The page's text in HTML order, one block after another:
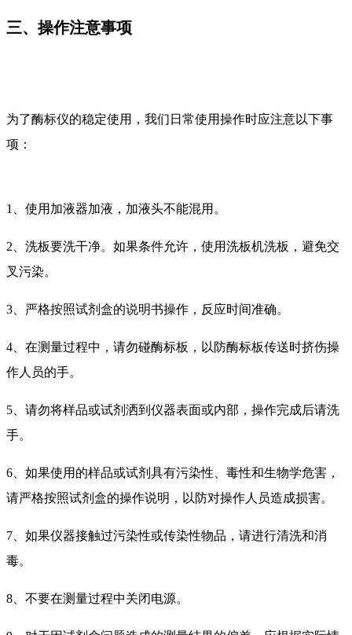
三、操作注意事项
为了酶标仪的稳定使用，我们日常使用操作时应注意以下事
项：
1、使用加液器加液，加液头不能混用。
2、洗板要洗干净。如果条件允许，使用洗板机洗板，避免交
叉污染。
3、严格按照试剂盒的说明书操作，反应时间准确。
4、在测量过程中，请勿碰酶标板，以防酶标板传送时挤伤操
作人员的手。
5、请勿将样品或试剂洒到仪器表面或内部，操作完成后请洗
手。
6、如果使用的样品或试剂具有污染性、毒性和生物学危害，
请严格按照试剂盒的操作说明，以防对操作人员造成损害。
7、如果仪器接触过污染性或传染性物品，请进行清洗和消
毒。
8、不要在测量过程中关闭电源。